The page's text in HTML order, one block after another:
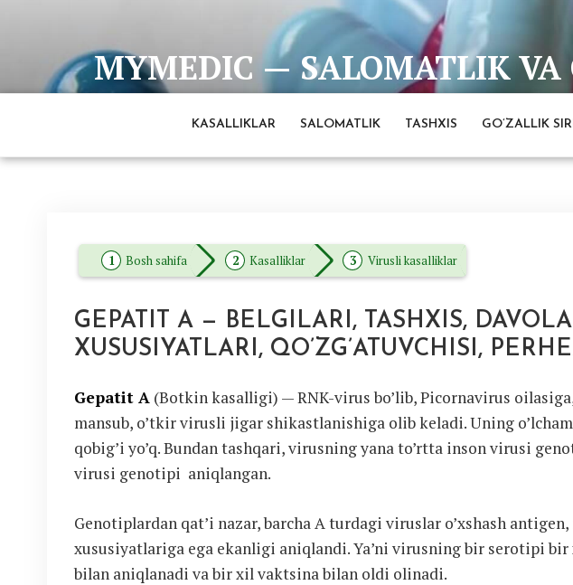
MYMEDIC — SALOMATLIK
Barcha eng ishonchli va to'liq ma'lumotlar manbai
KASALLIKLAR SALOMATLIK TASHXIS GO’ZALLIK
Bosh sahifa Kasalliklar Virusli kasalliklar
GEPATIT A — BELGILARI, TASHXIS,
XUSUSIYATLARI, QO’ZG’ATUVCHISI,
Gepatit A (Botkin kasalligi) — RNK-virus bo’lib, Picornavirus
mansub, o’tkir virusli jigar shikastlanishiga olib keladi. Uning
qobig’i yo’q. Bundan tashqari, virusning yana to’rtta inson virusi
virusi genotipi aniqlangan.
Genotiplardan qat’i nazar, barcha A turdagi viruslar o’xshash
xususiyatlariga ega ekanligi aniqlandi. Ya’ni virusning bir serotipi
bilan aniqlanadi va bir xil vaktsina bilan oldi olinadi.